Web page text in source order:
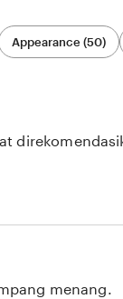
Appearance (50)
menang.